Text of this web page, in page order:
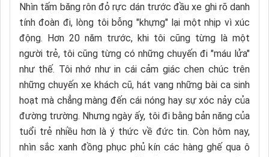
Nhìn tấm băng rôn đỏ rực dán trước đầu xe ghi rõ danh
tính đoàn đi, lòng tôi bỗng "khựng" lại một nhịp vì xúc
động. Hơn 20 năm trước, khi tôi cũng từng là một
người trẻ, tôi cũng từng có những chuyến đi "máu lửa"
như thế. Tôi nhớ như in cái cảm giác chen chúc trên
những chuyến xe khách cũ, hát vang những bài ca sinh
hoạt mà chẳng màng đến cái nóng hay sự xóc nảy của
đường trường. Nhưng ngày ấy, tôi đi bằng bản năng của
tuổi trẻ nhiều hơn là ý thức về đức tin. Còn hôm nay,
nhìn sắc xanh đồng phục phủ kín các hàng ghế qua ô